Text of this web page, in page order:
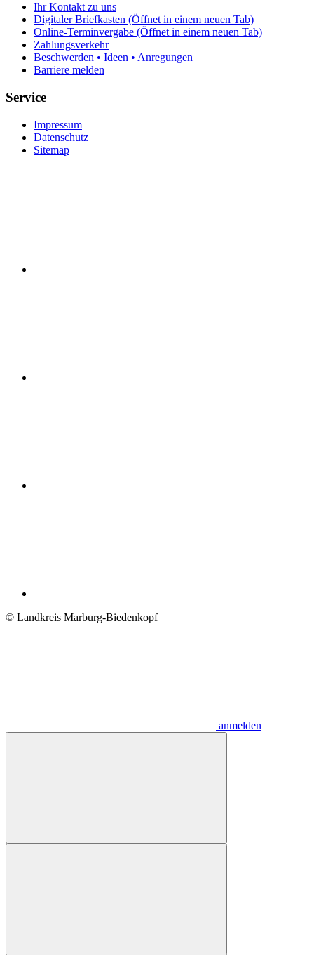
Ihr Kontakt zu uns
Digitaler Briefkasten (Öffnet in einem neuen Tab)
Online-Terminvergabe (Öffnet in einem neuen Tab)
Zahlungsverkehr
Beschwerden • Ideen • Anregungen
Barriere melden
Service
Impressum
Datenschutz
Sitemap
© Landkreis Marburg-Biedenkopf
anmelden